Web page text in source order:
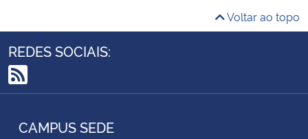
Voltar ao topo
REDES SOCIAIS:
RSS
CAMPUS SEDE